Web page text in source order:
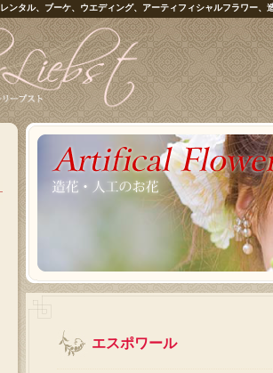
レンタル、ブーケ、ウエディング、アーティフィシャルフラワー
エスポワール